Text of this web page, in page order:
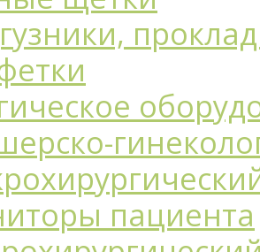
пациента